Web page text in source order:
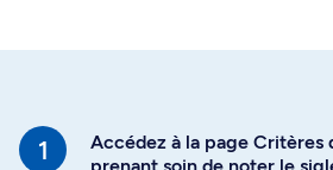
Accédez à la page Critères